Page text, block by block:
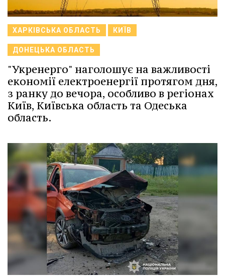
ХАРКІВСЬКА ОБЛАСТЬ КИЇВ
ДОНЕЦЬКА ОБЛАСТЬ
"Укренерго" наголошує на важливості
економії електроенергії протягом дня,
з ранку до вечора, особливо в регіонах
Київ, Київська область та Одеська
область.